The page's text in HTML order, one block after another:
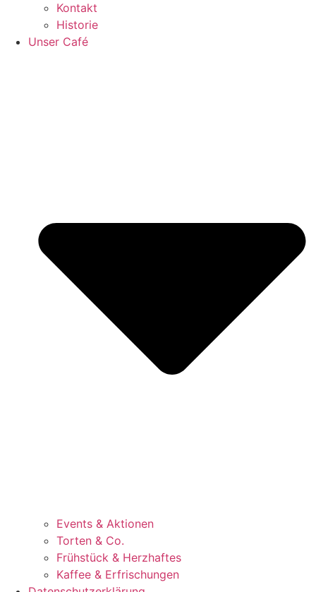
Kontakt
Historie
Unser Café
Events & Aktionen
Torten & Co.
Frühstück & Herzhaftes
Kaffee & Erfrischungen